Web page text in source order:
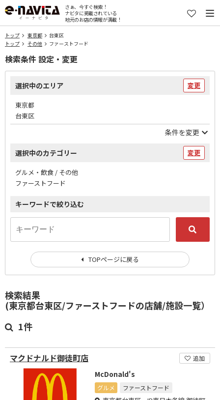
さぁ、今すぐ検索！
ナビタに掲載されている
地元のお店の情報が満載！
トップ 東京都
台東区
トップ
その他 ファーストフード
検索結果
(東京都台東区/ファーストフードの店舗/施設一覧）
1件
マクドナルド御徒町店 追加
McDonald's
グルメ ファーストフード
検索条件 設定・変更
選択中のエリア 変更
東京都
台東区
条件を変更
選択中のカテゴリー 変更
グルメ・飲食 / その他
ファーストフード
キーワードで絞り込む
TOPページに戻る